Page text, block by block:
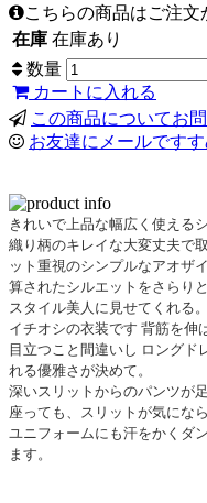
こちらの商品はご注文
在庫 在庫あり
数量
カートに入れる
この商品についてお
お友達にメールですす
きれいで上品な幅広く使える
織り柄のキレイな大変丈夫で
ット重視のシンプルなアオザ
算されたシルエットをさらり
スタイル美人に見せてくれる。
イチオシの衣装です 背筋を伸
目立つこと間違いし ロングド
れる優雅さが決めて。
深いスリットからのパンツが
座っても、スリットが気にな
ユニフォームにも汗をかくダ
ます。